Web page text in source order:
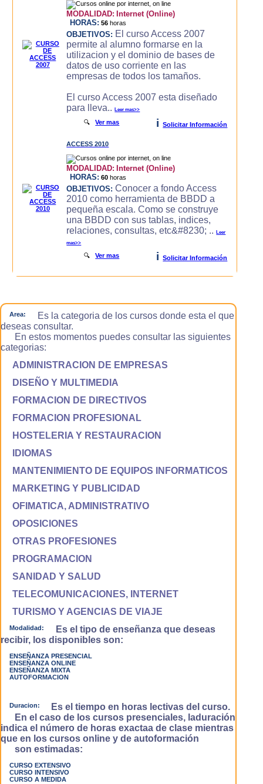
MODALIDAD: Internet (Online)
HORAS: 56 horas
OBJETIVOS: El curso Access 2007
permite al alumno formarse en la
utilizacion y el dominio de bases de
datos de uso corriente en las
empresas de todos los tamaños.
El curso Access 2007 esta diseñado
para lleva..Leer mas>>
🔍Ver mas i Solicitar Información
ACCESS 2010
MODALIDAD: Internet (Online)
HORAS: 60 horas
OBJETIVOS: Conocer a fondo Access
2010 como herramienta de BBDD a
pequeña escala. Como se construye
una BBDD con sus tablas, indices,
relaciones, consultas, etc&#8230; ..Leer
mas>>
🔍Ver mas i Solicitar Información
Area:
Es la categoria de los cursos donde esta el que
deseas consultar.
En estos momentos puedes consultar las siguientes
categorias:
ADMINISTRACION DE EMPRESAS
DISEÑO Y MULTIMEDIA
FORMACION DE DIRECTIVOS
FORMACION PROFESIONAL
HOSTELERIA Y RESTAURACION
IDIOMAS
MANTENIMIENTO DE EQUIPOS INFORMATICOS
MARKETING Y PUBLICIDAD
OFIMATICA, ADMINISTRATIVO
OPOSICIONES
OTRAS PROFESIONES
PROGRAMACION
SANIDAD Y SALUD
TELECOMUNICACIONES, INTERNET
TURISMO Y AGENCIAS DE VIAJE
Modalidad:
Es el tipo de enseñanza que deseas
recibir, los disponibles son:
ENSEÑANZA PRESENCIAL
ENSEÑANZA ONLINE
ENSEÑANZA MIXTA
AUTOFORMACION
Duracion:
Es el tiempo en horas lectivas del curso.
En el caso de los cursos presenciales, laduración
indica el número de horas exactaa de clase mientras
que en los cursos online y de autoformación
son estimadas:
CURSO EXTENSIVO
CURSO INTENSIVO
CURSO A MEDIDA